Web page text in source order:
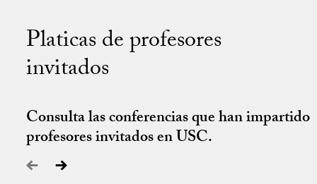
Platicas de profesores
invitados
Consulta las conferencias que han impartido
profesores invitados en USC.